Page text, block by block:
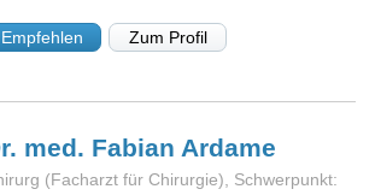
Empfehlen Zum Profil
med. Fabian Ardame
(Facharzt für Chirurgie), Schwerpunkt: